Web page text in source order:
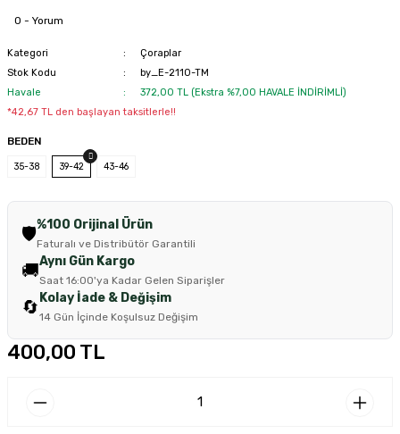
0 - Yorum
Kategori
Çoraplar
Stok Kodu
by_E-2110-TM
Havale
372,00 TL (Ekstra %7,00 HAVALE İNDİRİMLİ)
*42,67 TL den başlayan taksitlerle!!
BEDEN
35-38 39-42 43-46
🛡️%100 Orijinal Ürün
Faturalı ve Distribütör Garantili
🚚Aynı Gün Kargo
Saat 16:00'ya Kadar Gelen Siparişler
🔄 Kolay İade & Değişim
14 Gün İçinde Koşulsuz Değişim
400,00 TL